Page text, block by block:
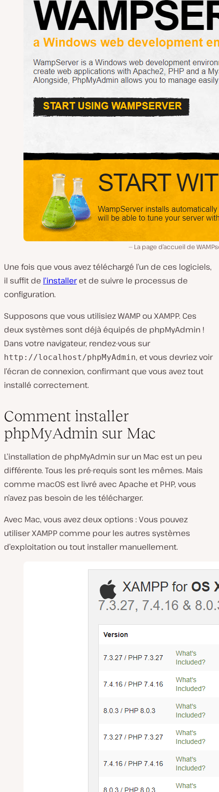
La page d’accueil de
Une fois que vous avez téléchargé l’un de ces logiciels,
il suffit de l’installeret de suivre le processus de
configuration.
Supposons que vous utilisiez WAMP ou XAMPP. Ces
deux systèmes sont déjà équipés de phpMyAdmin !
Dans votre navigateur, rendez-vous sur
http://localhost/phpMyAdmin, et vous devriez voir
l’écran de connexion, confirmant que vous avez tout
installé correctement.
Comment installer
phpMyAdmin sur Mac
L’installation de phpMyAdmin sur un Mac est un peu
différente. Tous les pré-requis sont les mêmes. Mais
comme macOS est livré avec Apache et PHP, vous
n’avez pas besoin de les télécharger.
Avec Mac, vous avez deux options : Vous pouvez
utiliser XAMPP comme pour les autres systèmes
d’exploitation ou tout installer manuellement.